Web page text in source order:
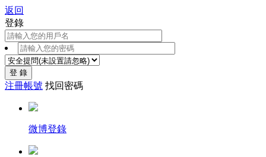
返回
登錄
登 錄
注冊帳號 找回密碼
微博登錄